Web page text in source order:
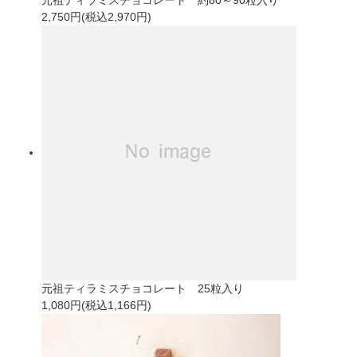
2,750円(税込2,970円)
元祖ティラミスチョコレート 25粒入り
1,080円(税込1,166円)